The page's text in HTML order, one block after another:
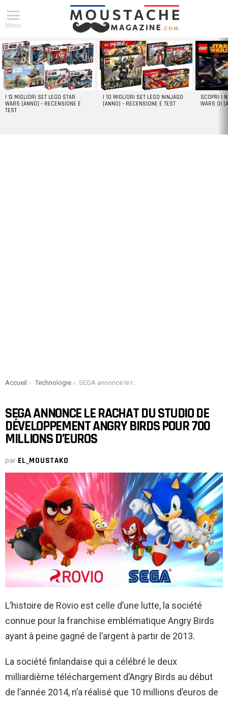
Menu
DERNIERS
ARTICLES
I 13 MIGLIORI SET LEGO STAR
WARS [ANNO] – RECENSIONE E
TEST
I 10 MIGLIORI SET LEGO NINJAGO
[ANNO] – RECENSIONE E TEST
SCOPRI I
WARS DI
You are here:
Accueil Technologie SEGA annonce le rachat du studio de développement Angry Birds pour 700 millions d’euros
SEGA ANNONCE LE RACHAT DU STUDIO DE
DÉVELOPPEMENT ANGRY BIRDS POUR 700
MILLIONS D’EUROS
par EL_MOUSTAKO
L’histoire de Rovio est celle d’une lutte, la société
connue pour la franchise emblématique Angry Birds
ayant à peine gagné de l’argent à partir de 2013.
La société finlandaise qui a célébré le deux
milliardième téléchargement d’Angry Birds au début
de l’année 2014, n’a réalisé que 10 millions d’euros de